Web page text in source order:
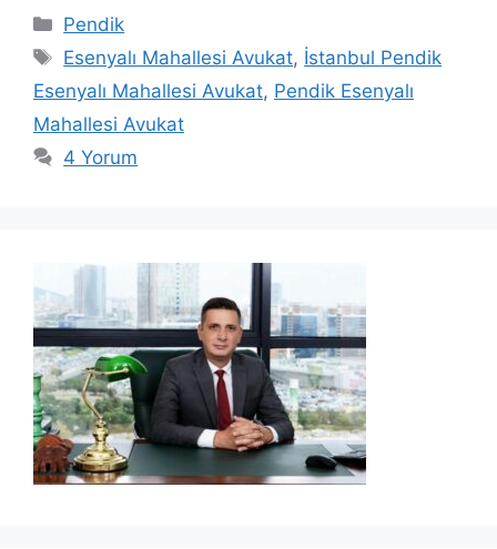
Kategoriler
Pendik
Etiketler
Esenyalı Mahallesi Avukat, İstanbul Pendik
Esenyalı Mahallesi Avukat, Pendik Esenyalı
Mahallesi Avukat
4 Yorum